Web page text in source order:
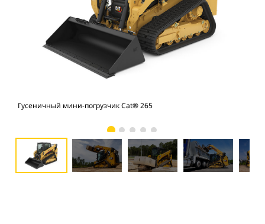
Гусеничный мини-погрузчик Cat® 265